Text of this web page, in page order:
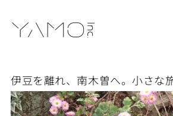
伊豆を離れ、南木曽へ。小さな